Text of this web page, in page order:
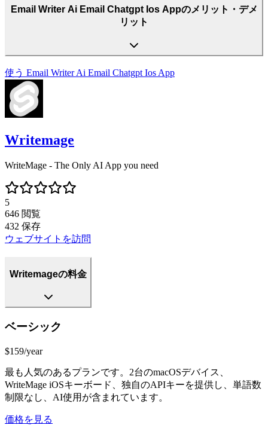
Email Writer Ai Email Chatgpt Ios Appのメリット・デメ
リット
使う Email Writer Ai Email Chatgpt Ios App
Writemage
WriteMage - The Only AI App you need
5
646 閲覧
432 保存
ウェブサイトを訪問
Writemageの料金
ベーシック
$159/year
最も人気のあるプランです。2台のmacOSデバイス、
WriteMage iOSキーボード、独自のAPIキーを提供し、単語数
制限なし、AI使用が含まれています。
価格を見る